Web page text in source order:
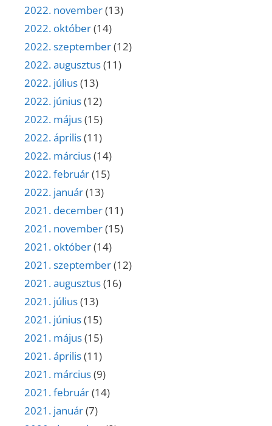
2022. november(13)
2022. október(14)
2022. szeptember(12)
2022. augusztus(11)
2022. július(13)
2022. június(12)
2022. május(15)
2022. április(11)
2022. március(14)
2022. február(15)
2022. január(13)
2021. december(11)
2021. november(15)
2021. október(14)
2021. szeptember(12)
2021. augusztus(16)
2021. július(13)
2021. június(15)
2021. május(15)
2021. április(11)
2021. március(9)
2021. február(14)
2021. január(7)